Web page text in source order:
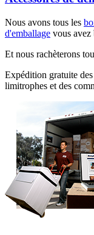
Nous avons tous les
d'emballage vous avez
Et nous rachèterons
Expédition gratuite
limitrophes et des